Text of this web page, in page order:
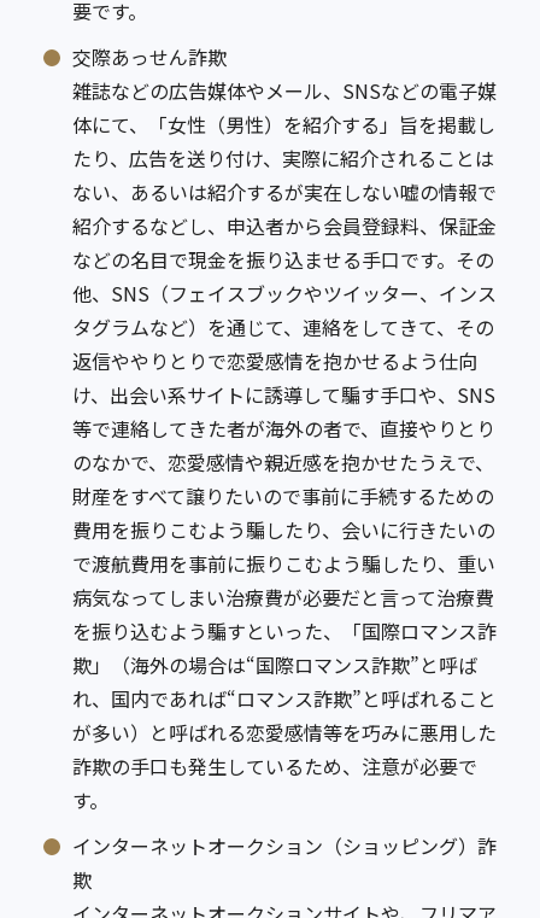
要です。
交際あっせん詐欺
雑誌などの広告媒体やメール、SNSなどの電子媒
体にて、「女性（男性）を紹介する」旨を掲載し
たり、広告を送り付け、実際に紹介されることは
ない、あるいは紹介するが実在しない嘘の情報で
紹介するなどし、申込者から会員登録料、保証金
などの名目で現金を振り込ませる手口です。その
他、SNS（フェイスブックやツイッター、インス
タグラムなど）を通じて、連絡をしてきて、その
返信ややりとりで恋愛感情を抱かせるよう仕向
け、出会い系サイトに誘導して騙す手口や、SNS
等で連絡してきた者が海外の者で、直接やりとり
のなかで、恋愛感情や親近感を抱かせたうえで、
財産をすべて譲りたいので事前に手続するための
費用を振りこむよう騙したり、会いに行きたいの
で渡航費用を事前に振りこむよう騙したり、重い
病気なってしまい治療費が必要だと言って治療費
を振り込むよう騙すといった、「国際ロマンス詐
欺」（海外の場合は“国際ロマンス詐欺”と呼ば
れ、国内であれば“ロマンス詐欺”と呼ばれること
が多い）と呼ばれる恋愛感情等を巧みに悪用した
詐欺の手口も発生しているため、注意が必要で
す。
インターネットオークション（ショッピング）詐
欺